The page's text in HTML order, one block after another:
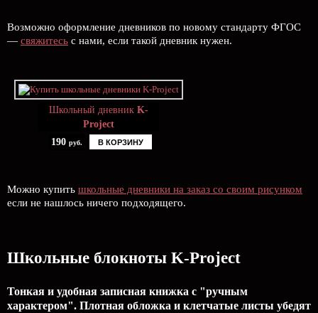
Возможно оформление дневников по новому стандарту ФГОС
— свяжитесь с нами, если такой дневник нужен.
Школьный дневник K-
Project
190 руб. В КОРЗИНУ
Можно купить школьные дневники на заказ со своим рисунком
если не нашлось ничего подходящего.
Школьные блокноты K-Project
Тонкая и удобная записная книжка с "ручным
характером". Плотная обложка и клетчатые листы убедят